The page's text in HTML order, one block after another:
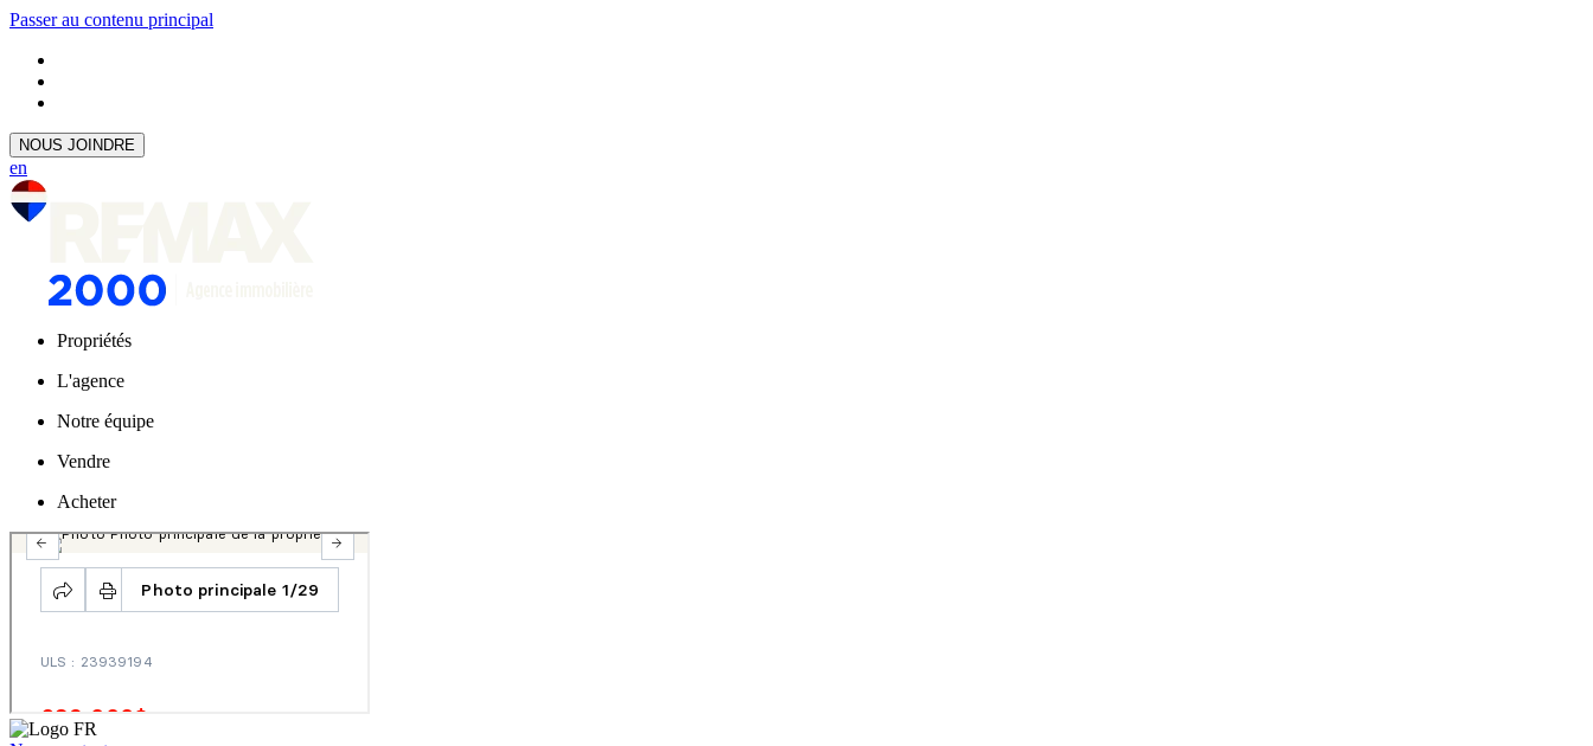
Passer au contenu principal
NOUS JOINDRE
en
Propriétés
L'agence
Notre équipe
Vendre
Acheter